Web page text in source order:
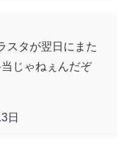
スタが翌日にまた
じゃねぇんだぞ
日